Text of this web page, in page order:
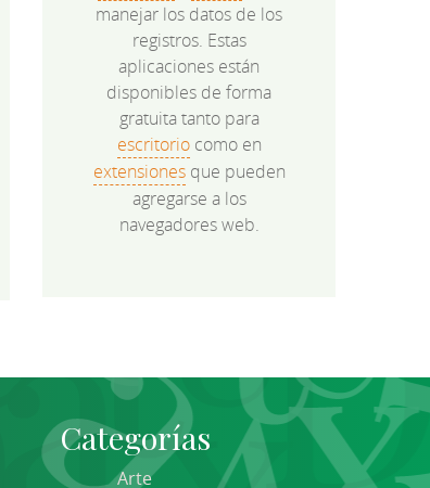
manejar los datos de los
registros. Estas
aplicaciones están
disponibles de forma
gratuita tanto para
escritoriocomo en
extensionesque pueden
agregarse a los
navegadores web.
Categorías
Arte